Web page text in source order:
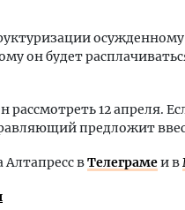
он будет
рассмотреть 12 апреля.
предложит
вТелеграмеи в